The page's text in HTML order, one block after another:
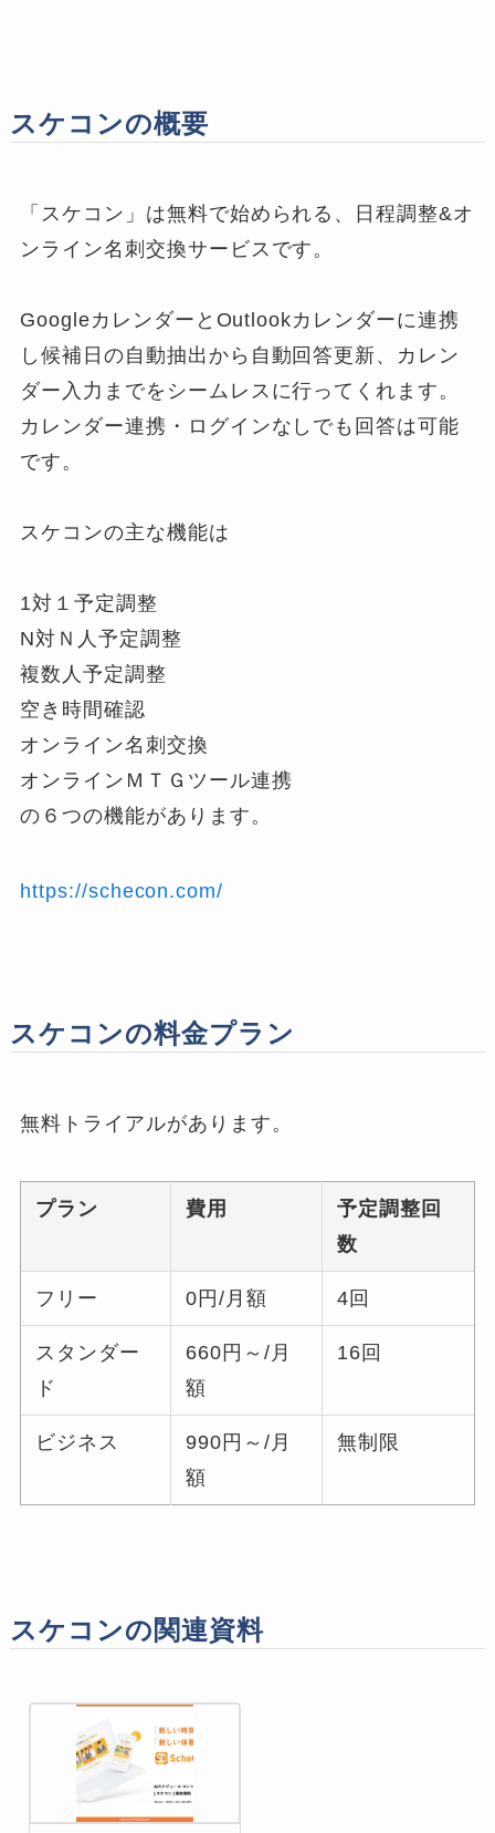
スケコンの概要
「スケコン」は無料で始められる、日程調整&オ
ンライン名刺交換サービスです。
GoogleカレンダーとOutlookカレンダーに連携
し候補日の自動抽出から自動回答更新、カレン
ダー入力までをシームレスに行ってくれます。
カレンダー連携・ログインなしでも回答は可能
です。
スケコンの主な機能は
1対１予定調整
N対Ｎ人予定調整
複数人予定調整
空き時間確認
オンライン名刺交換
オンラインＭＴＧツール連携
の６つの機能があります。
https://schecon.com/
スケコンの料金プラン
無料トライアルがあります。
プラン 費用
予定調整回
数
フリー 0円/月額 4回
スタンダー
ド
660円～/月
額
16回
ビジネス
990円～/月
額
無制限
スケコンの関連資料